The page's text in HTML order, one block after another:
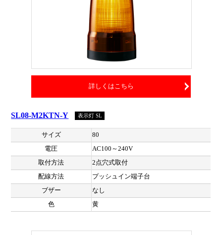
詳しくはこちら
SL08-M2KTN-Y 表示灯 SL
サイズ
80
電圧
AC100～240V
取付方法
2点穴式取付
配線方法
プッシュイン端子台
ブザー
なし
色
黄